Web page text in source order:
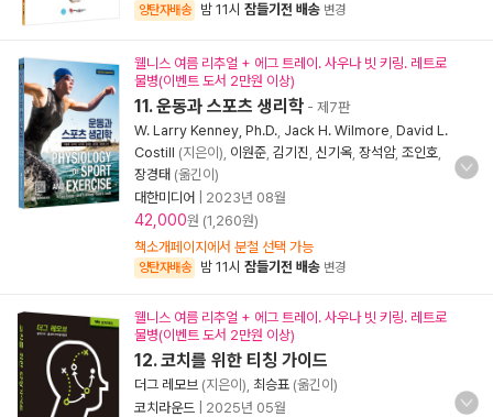
양탄자배송 밤 11시 잠들기전 배송 변경
웰니스 여름 리추얼 + 에그 트레이. 사우나 빗 키링. 레트로
물병(이벤트 도서 2만원 이상)
11. 운동과 스포츠 생리학 - 제7판
W. Larry Kenney, Ph.D. Jack H. Wilmore David L.
Costill (지은이), 이원준 김기진 신기옥 장석암, 조인호
장경태 (옮긴이)
대한미디어
2023년 08월
42,000원 (1,260원)
책소개페이지에서 분철 선택 가능
양탄자배송 밤 11시 잠들기전 배송 변경
웰니스 여름 리추얼 + 에그 트레이. 사우나 빗 키링. 레트로
물병(이벤트 도서 2만원 이상)
12. 코치를 위한 티칭 가이드
더그 레모브 (지은이), 최승표 (옮긴이)
코치라운드
2025년 05월